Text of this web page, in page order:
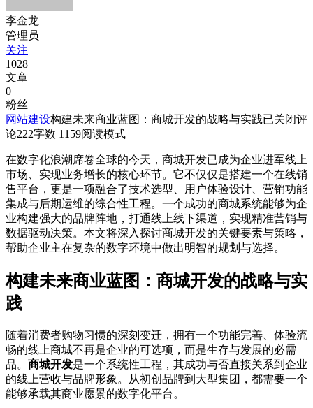
李金龙
管理员
关注
1028
文章
0
粉丝
网站建设构建未来商业蓝图：商城开发的战略与实践已关闭评
论222字数 1159阅读模式
在数字化浪潮席卷全球的今天，商城开发已成为企业进军线上
市场、实现业务增长的核心环节。它不仅仅是搭建一个在线销
售平台，更是一项融合了技术选型、用户体验设计、营销功能
集成与后期运维的综合性工程。一个成功的商城系统能够为企
业构建强大的品牌阵地，打通线上线下渠道，实现精准营销与
数据驱动决策。本文将深入探讨商城开发的关键要素与策略，
帮助企业主在复杂的数字环境中做出明智的规划与选择。
构建未来商业蓝图：商城开发的战略与实
践
随着消费者购物习惯的深刻变迁，拥有一个功能完善、体验流
畅的线上商城不再是企业的可选项，而是生存与发展的必需
品。 商城开发是一个系统性工程，其成功与否直接关系到企业
的线上营收与品牌形象。从初创品牌到大型集团，都需要一个
能够承载其商业愿景的数字化平台。